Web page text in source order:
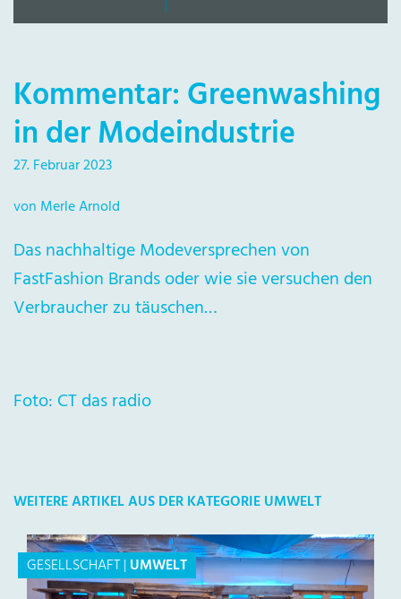
Kommentar: Greenwashing
in der Modeindustrie
27. Februar 2023
von Merle Arnold
Das nachhaltige Modeversprechen von
FastFashion Brands oder wie sie versuchen den
Verbraucher zu täuschen…
Foto: CT das radio
WEITERE ARTIKEL AUS DER KATEGORIE UMWELT
GESELLSCHAFT|UMWELT